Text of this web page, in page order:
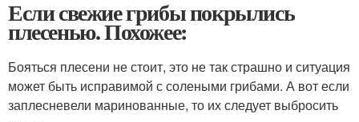
Если свежие грибы покрылись
плесенью. Похожее:
Бояться плесени не стоит, это не так страшно и ситуация
может быть исправимой с солеными грибами. А вот если
заплесневели маринованные, то их следует выбросить